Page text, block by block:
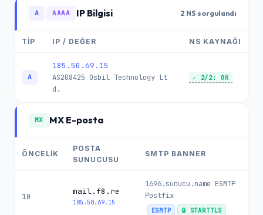
A AAAA IP Bilgisi 2 NS sorgulandı
TİP IP / DEĞER NS KAYNAĞI
A
185.50.69.15
AS208425 Osbil Technology Lt
d.
✓ 2/2: OK
MX MX E-posta
ÖNCELİK
POSTA
SUNUCUSU
SMTP BANNER
10
mail.f8.re
185.50.69.15
1696.sunucu.name ESMTP
Postfix
ESMTP 🔒 STARTTLS